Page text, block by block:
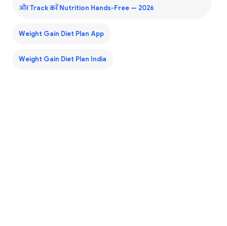
और Track करें Nutrition Hands-Free — 2026
Weight Gain Diet Plan App
Weight Gain Diet Plan India